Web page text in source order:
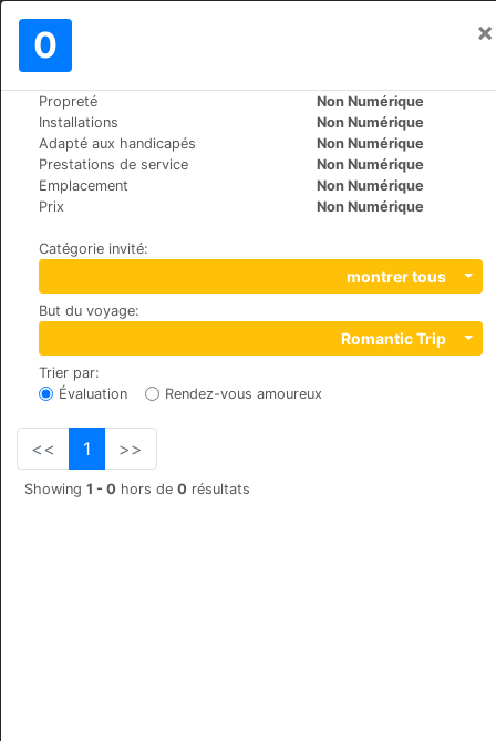
0 ×
Propreté
Non Numérique
Installations
Non Numérique
Adapté aux handicapés
Non Numérique
Prestations de service
Non Numérique
Emplacement
Non Numérique
Prix
Non Numérique
Catégorie invité:
montrer tous
But du voyage:
Romantic Trip
Trier par:
Évaluation
Rendez-vous amoureux
<< 1 >>
Showing 1 - 0 hors de 0 résultats
Le Monde>
Hotel Europa St. Moritz
+41 (0)8395555
Via Suot Chesas 9, 7512, Champfèr